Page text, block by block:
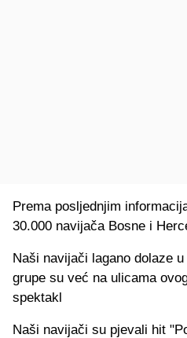
Prema posljednjim
30.000 navijača Bosne i
Naši navijači lagano dolaze
grupe su već na ulicama
spektakl
Naši navijači su pjevali hit